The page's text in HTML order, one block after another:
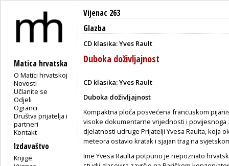
Matica hrvatska
O Matici hrvatskoj
Novosti
Učlanite se
Odjeli
Ogranci
Društva prijatelja i
partneri
Kontakt
Izdavaštvo
Knjige
Vijenac 263
Glazba
CD klasika: Yves Rault
Duboka doživljajnost
CD klasika: Yves Rault
Duboka doživljajnost
Kompaktna ploča posvećena francuskom
visoke dokumentarne vrijednosti i povijesnoga
djelatnosti udruge Prijatelji Yvesa Raulta, koja
meteora ostavio kratak i sjajan trag na
Ime Yvesa Raulta potpuno je nepoznato